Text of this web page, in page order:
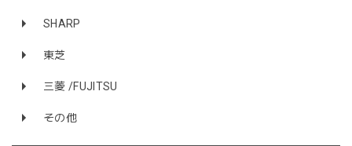
SHARP
東芝
三菱 /FUJITSU
その他